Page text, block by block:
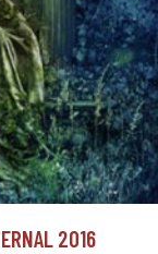
2016